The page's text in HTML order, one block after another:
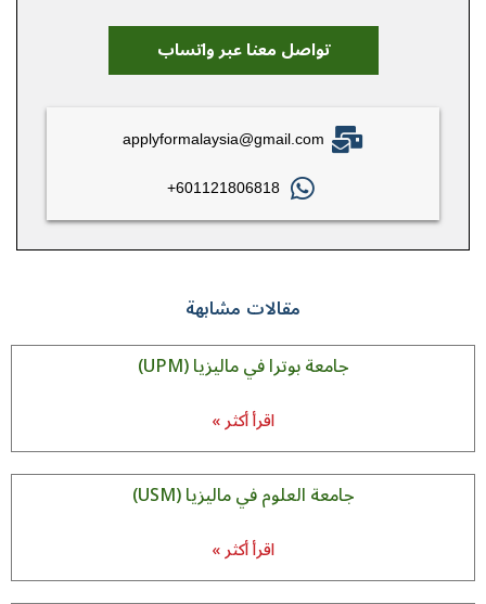
تواصل معنا عبر واتساب
applyformalaysia@gmail.com
601121806818+
مقالات مشابهة
جامعة بوترا في ماليزيا (UPM)
اقرأ أكثر »
جامعة العلوم في ماليزیا (USM)
اقرأ أكثر »